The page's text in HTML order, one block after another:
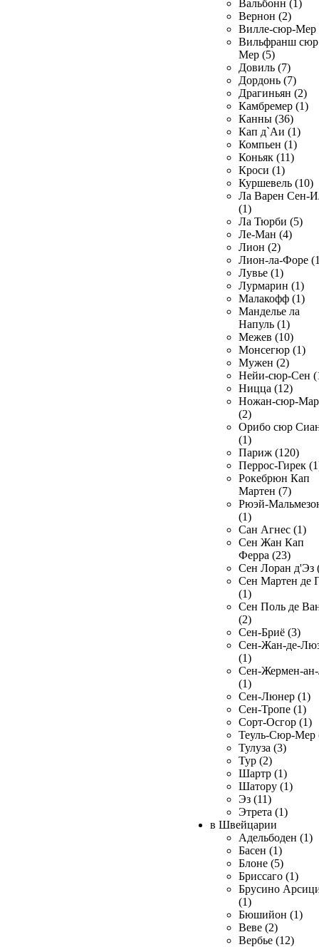
Вальбонн (1)
Вернон (2)
Вилле-сюр-Мер
Вильфранш сюр
Мер (5)
Довиль (7)
Дордонь (7)
Драгиньян (2)
Камбремер (1)
Канны (36)
Кап д`Аи (1)
Компьен (1)
Коньяк (11)
Кроси (1)
Куршевель (10)
Ла Варен Сен-
(1)
Ла Тюрби (5)
Ле-Ман (4)
Лион (2)
Лион-ла-Форе
Лувье (1)
Лурмарин (1)
Малакофф (1)
Манделье ла
Напуль (1)
Межев (10)
Монсегюр (1)
Мужен (2)
Нейи-сюр-Сен
Ницца (12)
Ножан-сюр-
(2)
Орибо сюр
(1)
Париж (120)
Перрос-Гирек
Рокебрюн Кап
Мартен (7)
Рюэй-
(1)
Сан Агнес (1)
Сен Жан Кап
Ферра (23)
Сен Лоран д'Эз
Сен Мартен де
(1)
Сен Поль де
(2)
Сен-Бриё (3)
Сен-Жан-де-
(1)
Сен-Жермен-
(1)
Сен-Люнер (1)
Сен-Тропе (1)
Сорт-Осгор (1)
Теуль-Сюр-Мер
Тулуза (3)
Тур (2)
Шартр (1)
Шатору (1)
Эз (11)
Этрета (1)
в Швейцарии
Адельбоден (1)
Басен (1)
Блоне (5)
Бриссаго (1)
Брусино
(1)
Бюшийон (1)
Веве (2)
Вербье (12)